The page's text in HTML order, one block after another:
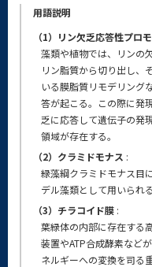
用語説明
（1）リン欠乏応答性プロ
藻類や植物では、リンの
リン脂質から切り出し、
いる膜脂質リモデリング
答が起こる。この際に発
乏に応答して遺伝子の発
領域が存在する。
（2）クラミドモナス :
緑藻綱クラミドモナス目
デル藻類として用いられる
（3）チラコイド膜 :
葉緑体の内部に存在する
装置やATP合成酵素など
ネルギーへの変換を司る